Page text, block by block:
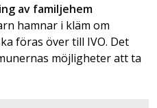
av familjehem
hamnar i kläm om
föras över till IVO. Det
möjligheter att ta